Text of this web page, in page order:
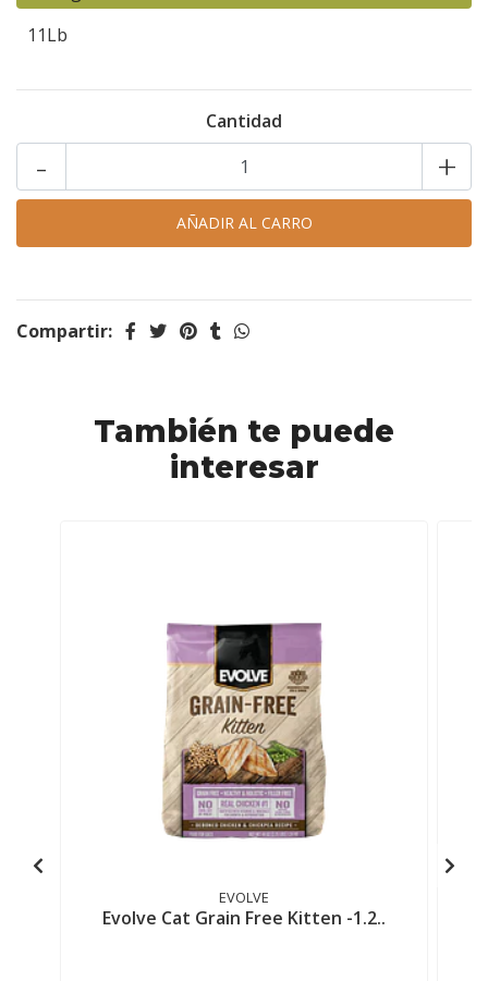
11Lb
Cantidad
- +
Compartir:
También te puede
interesar
EVOLVE
Evolve Cat Grain Free Kitten -1.2..